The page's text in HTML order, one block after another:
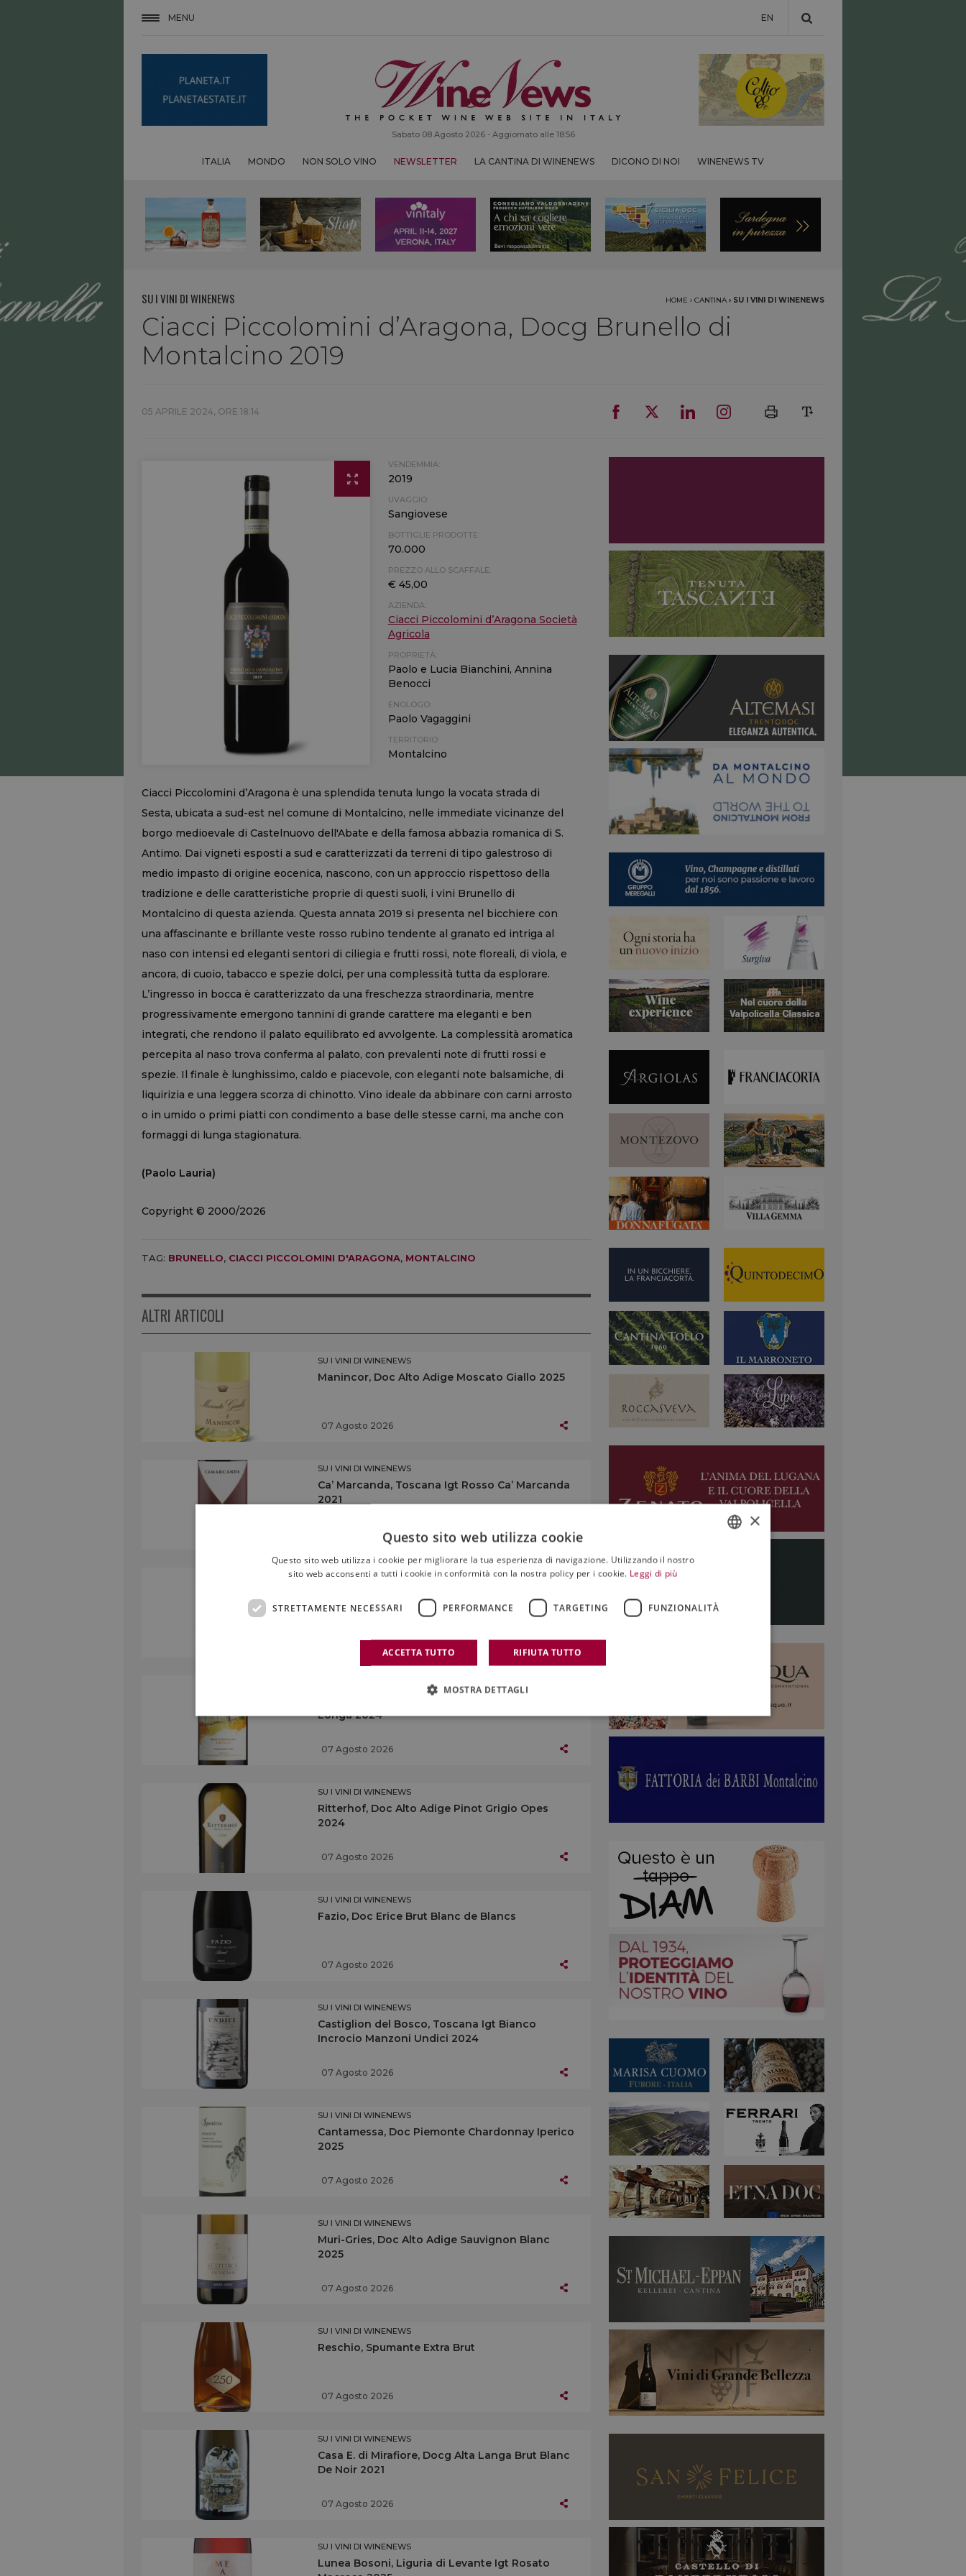
MENU EN
Sabato 08 Agosto 2026 - Aggiornato alle 18:56
ITALIA MONDO NON SOLO VINO NEWSLETTER LA CANTINA DI WINENEWS DICONO DI NOI WINENEWS TV
SU I VINI DI WINENEWS HOME › CANTINA › SU I VINI DI WINENEWS
Ciacci Piccolomini d’Aragona, Docg Brunello di
Montalcino 2019
05 APRILE 2024, ORE 18:14
VENDEMMIA:
2019
UVAGGIO:
Sangiovese
BOTTIGLIE PRODOTTE:
70.000
PREZZO ALLO SCAFFALE:
€ 45,00
AZIENDA:
Ciacci Piccolomini d’Aragona Società
Agricola
PROPRIETÀ:
Paolo e Lucia Bianchini, Annina
Benocci
ENOLOGO:
Paolo Vagaggini
TERRITORIO:
Montalcino
Ciacci Piccolomini d’Aragona è una splendida tenuta lungo la vocata strada di
Sesta, ubicata a sud-est nel comune di Montalcino, nelle immediate vicinanze del
borgo medioevale di Castelnuovo dell'Abate e della famosa abbazia romanica di S.
Antimo. Dai vigneti esposti a sud e caratterizzati da terreni di tipo galestroso di
medio impasto di origine eocenica, nascono, con un approccio rispettoso della
tradizione e delle caratteristiche proprie di questi suoli, i vini Brunello di
Montalcino di questa azienda. Questa annata 2019 si presenta nel bicchiere con
una affascinante e brillante veste rosso rubino tendente al granato ed intriga al
naso con intensi ed eleganti sentori di ciliegia e frutti rossi, note floreali, di viola, e
ancora, di cuoio, tabacco e spezie dolci, per una complessità tutta da esplorare.
L’ingresso in bocca è caratterizzato da una freschezza straordinaria, mentre
progressivamente emergono tannini di grande carattere ma eleganti e ben
integrati, che rendono il palato equilibrato ed avvolgente. La complessità aromatica
percepita al naso trova conferma al palato, con prevalenti note di frutti rossi e
spezie. Il finale è lunghissimo, caldo e piacevole, con eleganti note balsamiche, di
liquirizia e una leggera scorza di chinotto. Vino ideale da abbinare con carni arrosto
o in umido o primi piatti con condimento a base delle stesse carni, ma anche con
formaggi di lunga stagionatura.
(Paolo Lauria)
Copyright © 2000/2026
TAG: BRUNELLO, CIACCI PICCOLOMINI D'ARAGONA, MONTALCINO
ALTRI ARTICOLI
SU I VINI DI WINENEWS
Manincor, Doc Alto Adige Moscato Giallo 2025
07 Agosto 2026
SU I VINI DI WINENEWS
Ca’ Marcanda, Toscana Igt Rosso Ca’ Marcanda
2021
07 Agosto 2026
SU I VINI DI WINENEWS
07 Agosto 2026
Longa 2024
07 Agosto 2026
SU I VINI DI WINENEWS
Ritterhof, Doc Alto Adige Pinot Grigio Opes
2024
07 Agosto 2026
SU I VINI DI WINENEWS
Fazio, Doc Erice Brut Blanc de Blancs
07 Agosto 2026
SU I VINI DI WINENEWS
Castiglion del Bosco, Toscana Igt Bianco
Incrocio Manzoni Undici 2024
07 Agosto 2026
SU I VINI DI WINENEWS
Cantamessa, Doc Piemonte Chardonnay Iperico
2025
07 Agosto 2026
SU I VINI DI WINENEWS
Muri-Gries, Doc Alto Adige Sauvignon Blanc
2025
07 Agosto 2026
SU I VINI DI WINENEWS
Reschio, Spumante Extra Brut
07 Agosto 2026
SU I VINI DI WINENEWS
Casa E. di Mirafiore, Docg Alta Langa Brut Blanc
De Noir 2021
07 Agosto 2026
SU I VINI DI WINENEWS
Lunea Bosoni, Liguria di Levante Igt Rosato
×
Questo sito web utilizza cookie
Questo sito web utilizza i cookie per migliorare la tua esperienza di navigazione. Utilizzando il nostro
sito web acconsenti a tutti i cookie in conformità con la nostra policy per i cookie. Leggi di più
STRETTAMENTE NECESSARI PERFORMANCE TARGETING FUNZIONALITÀ
ACCETTA TUTTO RIFIUTA TUTTO
MOSTRA DETTAGLI